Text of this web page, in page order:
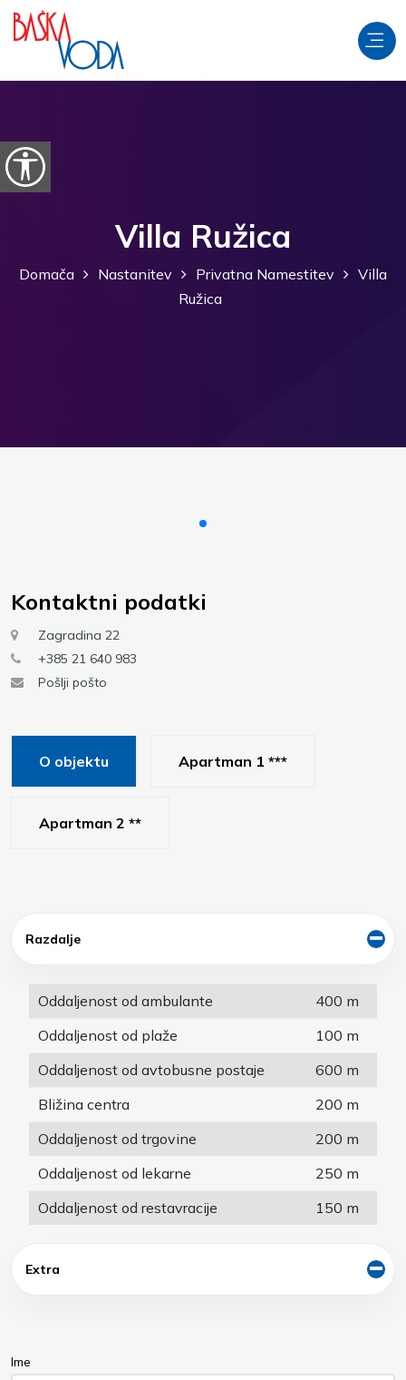
Preskoči na vsebino
Odpri možnosti dostopnosti
Villa Ružica
Domača Nastanitev Privatna Namestitev
Villa
Ružica
Kontaktni podatki
Zagradina 22
+385 21 640 983
Pošlji pošto
O objektu Apartman 1 ***
Apartman 2 **
Razdalje
Oddaljenost od ambulante
400 m
Oddaljenost od plaže
100 m
Oddaljenost od avtobusne postaje
600 m
Bližina centra
200 m
Oddaljenost od trgovine
200 m
Oddaljenost od lekarne
250 m
Oddaljenost od restavracije
150 m
Extra
Ime